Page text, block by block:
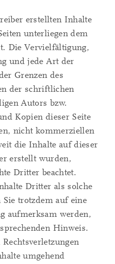
erstellten Inhalte
unterliegen dem
Die Vervielfältigung,
und jede Art der
Grenzen des
der schriftlichen
Autors bzw.
Kopien dieser Seite
nicht kommerziellen
die Inhalte auf dieser
erstellt wurden,
Dritter beachtet.
Dritter als solche
Sie trotzdem auf eine
aufmerksam werden,
Hinweis.
umgehend